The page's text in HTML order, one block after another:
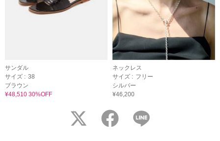
サンダル
サイズ : 38
ブラウン
¥48,510 30%OFF
ネックレス
サイズ : フリー
シルバー
¥46,200
twitter facebook